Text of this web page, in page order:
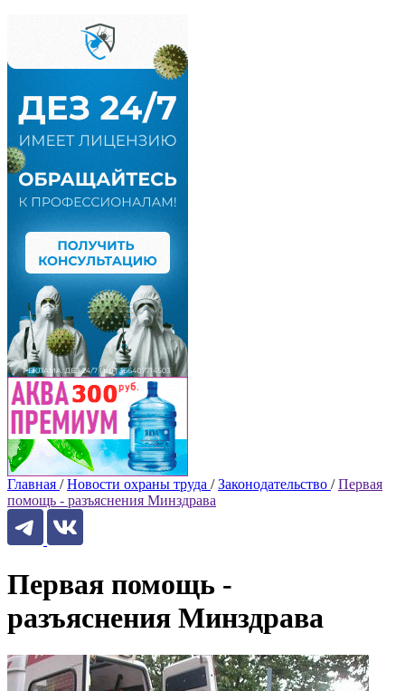
Главная / Новости охраны труда / Законодательство / Первая
помощь - разъяснения Минздрава
Первая помощь -
разъяснения Минздрава